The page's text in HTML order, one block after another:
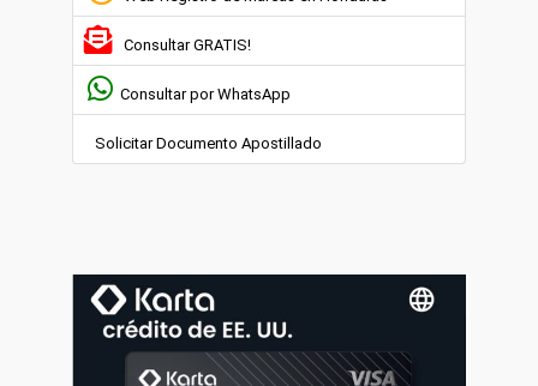
Consultar GRATIS!
Consultar por WhatsApp
Solicitar Documento Apostillado